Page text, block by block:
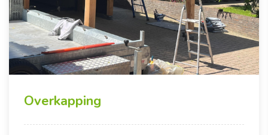
Overkapping